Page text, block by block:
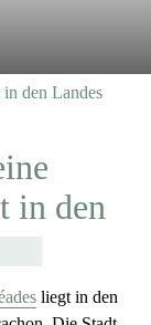
den Landes
in den
liegt in den